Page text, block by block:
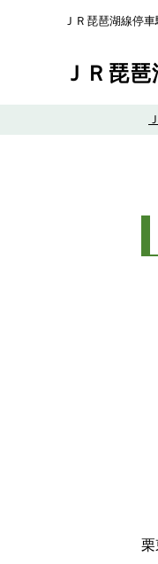
ＪＲ琵琶湖線停
ＪＲ琵琶
栗